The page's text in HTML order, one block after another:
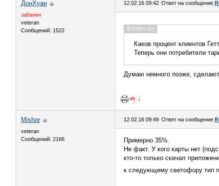
ДонХуан
забанен
veteran
Сообщений: 1522
12.02.16 09:42 Ответ на сообщение
В ответ на:
Каков процент клиентов
Теперь они потребители
Думаю немного позже,
Mishor
veteran
Сообщений: 2166
12.02.16 09:49 Ответ на сообщение
Примерно 35%.
Не факт. У кого карты нет
кто-то только скачал
к следующему светофору тип